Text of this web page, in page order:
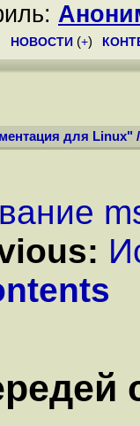
НОВОСТИ (+)
для Linux"